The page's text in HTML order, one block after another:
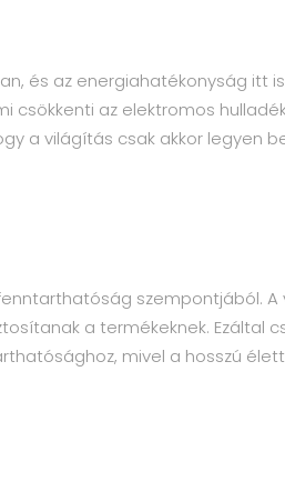
és az energiahatékonyság itt
az elektromos
a világítás csak akkor legyen
szempontjából.
a termékeknek. Ezáltal
mivel a hosszú